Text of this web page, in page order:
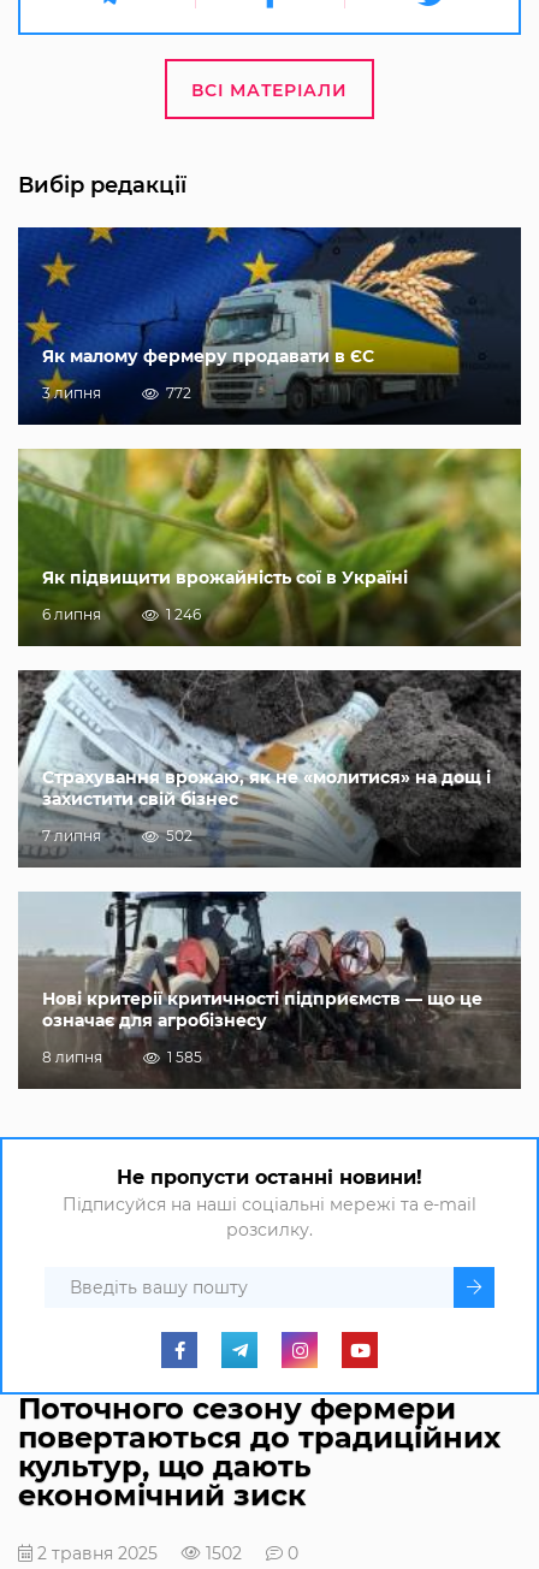
ВСІ МАТЕРІАЛИ
Вибір редакції
Як малому фермеру продавати в ЄС
3 липня 772
Як підвищити врожайність сої в Україні
6 липня 1 246
Страхування врожаю, як не «молитися» на дощ і
захистити свій бізнес
7 липня 502
Нові критерії критичності підприємств — що це
означає для агробізнесу
8 липня 1 585
Не пропусти останні новини!
Підписуйся на наші соціальні мережі та e-mail
розсилку.
Поточного сезону фермери
повертаються до традиційних
культур, що дають
економічний зиск
2 травня 2025 1502 0